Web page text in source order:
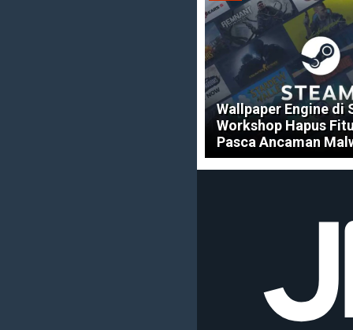
Wallpaper Engine di
Workshop Hapus
Pasca Ancaman